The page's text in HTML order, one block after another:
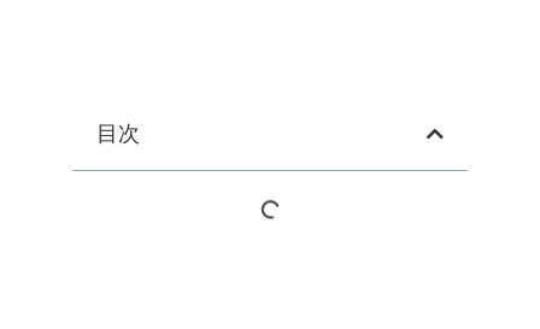
目次